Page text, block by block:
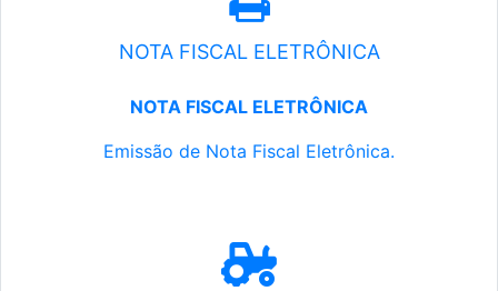
NOTA FISCAL ELETRÔNICA
NOTA FISCAL ELETRÔNICA
Emissão de Nota Fiscal Eletrônica.